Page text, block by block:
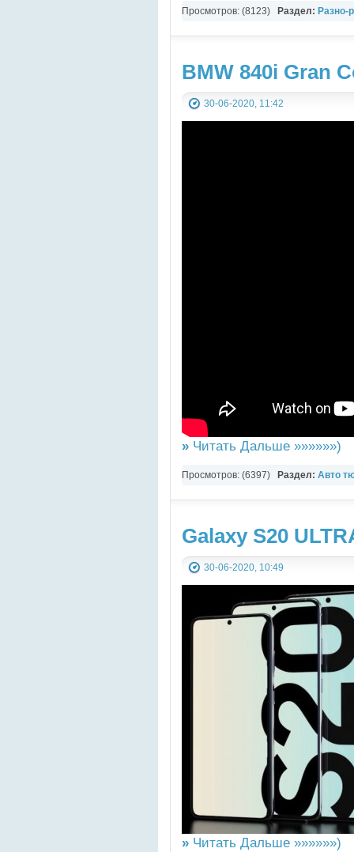
Просмотров: (8123) Раздел: Разно-
BMW 840i Gran
30-06-2020, 11:42
» Читать Дальше »»»»»»)
Просмотров: (6397) Раздел: Авто
Galaxy S20
30-06-2020, 10:49
» Читать Дальше »»»»»»)